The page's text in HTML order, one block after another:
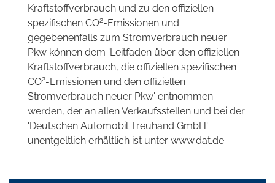
Kraftstoffverbrauch und zu den offiziellen
spezifischen CO2-Emissionen und
gegebenenfalls zum Stromverbrauch neuer
Pkw können dem 'Leitfaden über den offiziellen
Kraftstoffverbrauch, die offiziellen spezifischen
CO2-Emissionen und den offiziellen
Stromverbrauch neuer Pkw' entnommen
werden, der an allen Verkaufsstellen und bei der
'Deutschen Automobil Treuhand GmbH'
unentgeltlich erhältlich ist unter www.dat.de.